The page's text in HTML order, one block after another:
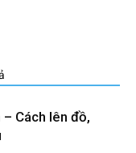
Cách lên đồ,